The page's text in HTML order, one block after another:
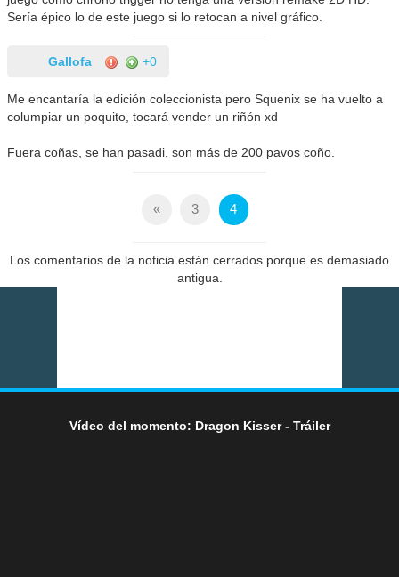
Sería épico lo de este juego si lo retocan a nivel gráfico.
Gallofa +0
Me encantaría la edición coleccionista pero Squenix se ha vuelto a
columpiar un poquito, tocará vender un riñón xd
Fuera coñas, se han pasadi, son más de 200 pavos coño.
« 3 4
Los comentarios de la noticia están cerrados porque es demasiado
antigua.
Vídeo del momento: Dragon Kisser - Tráiler